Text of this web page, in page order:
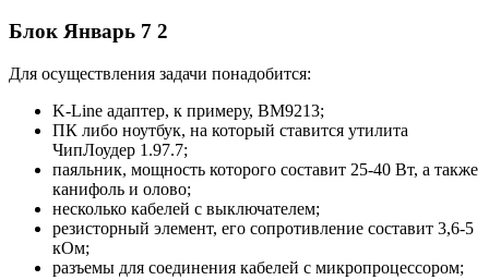
Блок Январь 7 2
Для осуществления задачи понадобится:
K-Line адаптер, к примеру, ВМ9213;
ПК либо ноутбук, на который ставится утилита
ЧипЛоудер 1.97.7;
паяльник, мощность которого составит 25-40 Вт, а также
канифоль и олово;
несколько кабелей с выключателем;
резисторный элемент, его сопротивление составит 3,6-5
кОм;
разъемы для соединения кабелей с микропроцессором;